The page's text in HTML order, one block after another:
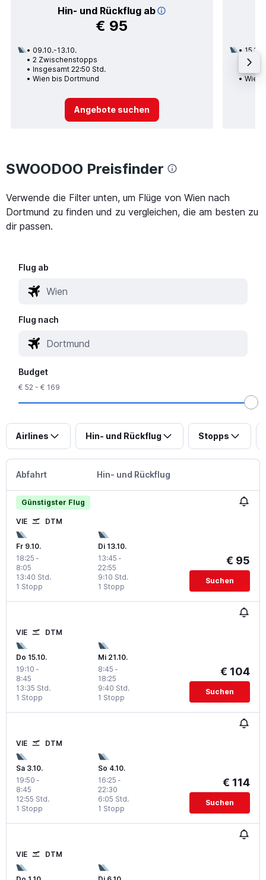
Hin- und Rückflug ab
€ 95
09.10.-13.10.
2 Zwischenstopps
Insgesamt 22:50 Std.
Wien bis Dortmund
Angebote suchen
15.10.
1
Wien
SWOODOO Preisfinder
Verwende die Filter unten, um Flüge von Wien nach
Dortmund zu finden und zu vergleichen, die am besten zu
dir passen.
Flug ab
Flug nach
Budget
€ 52 - € 169
Airlines Hin- und Rückflug Stopps
Abfahrt Hin- und Rückflug
Günstigster Flug
VIE DTM
Fr 9.10.
18:25 -
8:05
1 Stopp
13:40 Std.
Di 13.10.
13:45 -
22:55
1 Stopp
9:10 Std.
€ 95
Suchen
VIE DTM
Do 15.10.
19:10 -
8:45
1 Stopp
13:35 Std.
Mi 21.10.
8:45 -
18:25
1 Stopp
9:40 Std.
€ 104
Suchen
VIE DTM
Sa 3.10.
19:50 -
8:45
1 Stopp
12:55 Std.
So 4.10.
16:25 -
22:30
1 Stopp
6:05 Std.
€ 114
Suchen
VIE DTM